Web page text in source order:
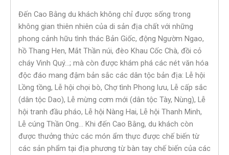
Đến Cao Bằng du khách không chỉ được sống trong
không gian thiên nhiên của di sản địa chất với những
phong cảnh hữu tình thác Bản Giốc, động Ngườm Ngao,
hồ Thang Hen, Mắt Thần núi, đèo Khau Cốc Chà, đồi cỏ
cháy Vinh Quý…; mà còn được khám phá các nét văn hóa
độc đáo mang đậm bản sắc các dân tộc bản địa: Lễ hội
Lồng tồng, Lễ hội chọi bò, Chợ tình Phong lưu, Lễ cấp sắc
(dân tộc Dao), Lễ mừng cơm mới (dân tộc Tày, Nùng), Lễ
hội tranh đầu pháo, Lễ hội Nàng Hai, Lễ hội Thanh Minh,
Lễ cúng Thần Ong… Khi đến Cao Bằng, du khách còn
được thưởng thức các món ẩm thực được chế biến từ
các sản phẩm tại địa phương từ bàn tay chế biến của các